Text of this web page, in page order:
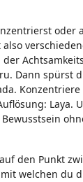
oder
Dann spürst
Laya.
den Punkt
welchen du